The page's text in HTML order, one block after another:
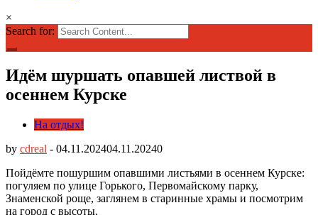
×
Search for:
Идём шуршать опавшей листвой в
осеннем Курске
На отдых!
by cdreal - 04.11.202404.11.20240
Пойдёмте пошуршим опавшими листьями в осеннем Курске:
погуляем по улице Горького, Первомайскому парку,
Знаменской роще, заглянем в старинные храмы и посмотрим
на город с высоты.